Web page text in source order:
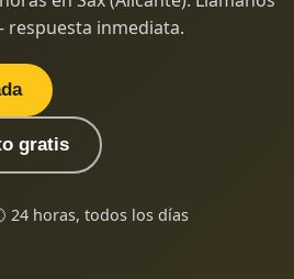
inmediata.
gratis
24 horas, todos los días